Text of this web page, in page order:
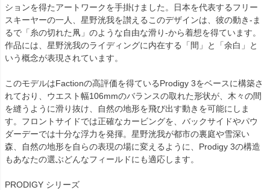
ションを得たアートワークを手掛けました。日本を代表するフリー
スキーヤーの一人、星野洸我を讃えるこのデザインは、彼の動き-ま
るで「糸の切れた凧」のような自由な滑り-から着想を得ています。
作品には、星野洸我のライディングに内在する「間」と「余白」と
いう概念が表現されています。
このモデルはFactionの高評価を得ているProdigy 3をベースに構築さ
れており、ウエスト幅106mmのバランスの取れた形状が、木々の間
を縫うように滑り抜け、自然の地形を飛び出す動きを可能にしま
す。フロントサイドでは正確なカービングを、バックサイドやパウ
ダーデーでは十分な浮力を発揮。星野洸我が都市の裏庭や雪深い
森、自然の地形を自らの表現の場に変えるように、Prodigy 3の構造
もあなたの選ぶどんなフィールドにも適応します。
PRODIGY シリーズ